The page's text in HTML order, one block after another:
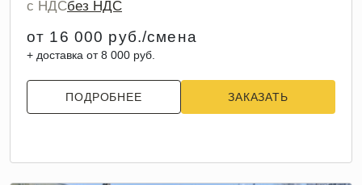
с НДСбез НДС
от 16 000 руб./смена
+ доставка от 8 000 руб.
ПОДРОБНЕЕ ЗАКАЗАТЬ